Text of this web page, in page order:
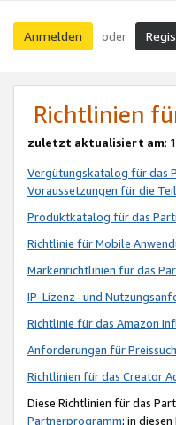
Anmelden oder
Richtlinien
zuletzt aktualisiert am:
Vergütungskatalog für das
Voraussetzungen für die
Produktkatalog für das
Richtlinie für Mobile
Markenrichtlinien für das
IP-Lizenz- und
Richtlinie für das Amazon
Anforderungen für
Richtlinien für das Creator
Diese Richtlinien für das
Partnerprogramm; in